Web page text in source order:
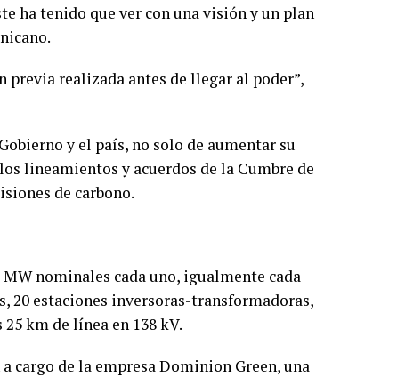
ha tenido que ver con una visión y un plan
previa realizada antes de llegar al poder”,
y el país, no solo de aumentar su
lineamientos y acuerdos de la Cumbre de
de carbono.
nominales cada uno, igualmente cada
20 estaciones inversoras-transformadoras,
km de línea en 138 kV.
cargo de la empresa Dominion Green, una